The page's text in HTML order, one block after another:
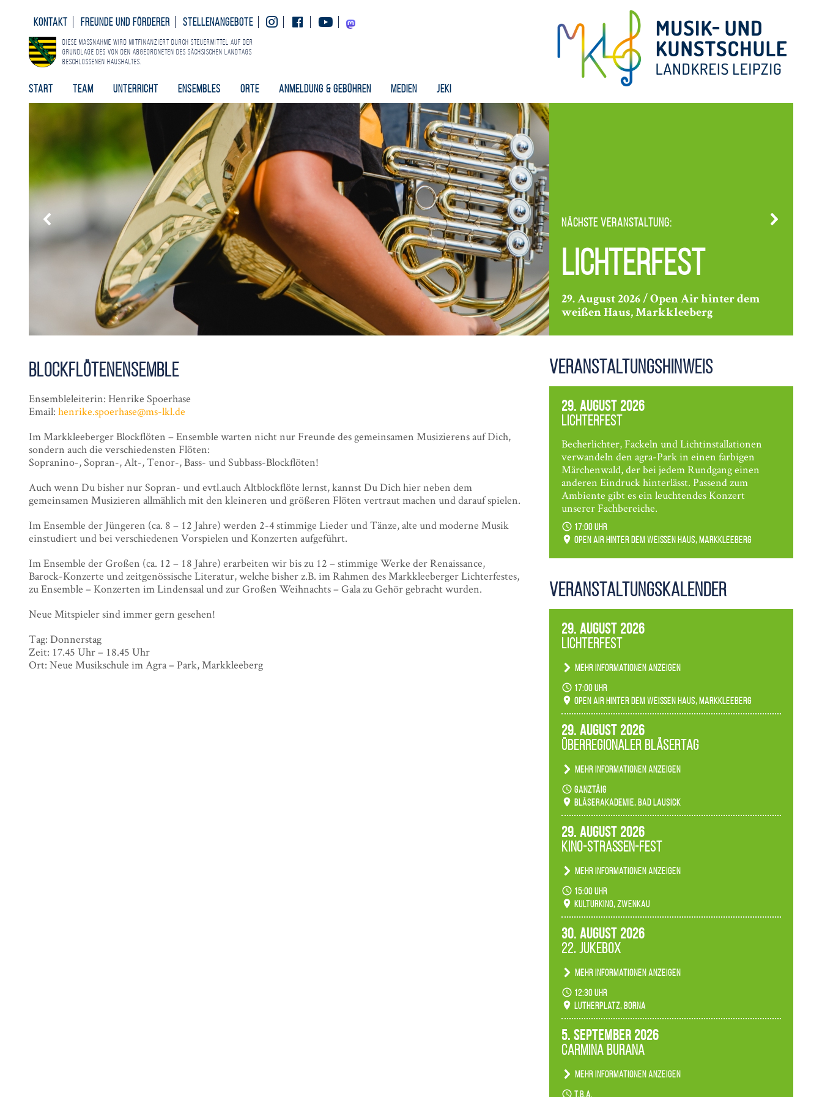
Kontakt Freunde und Förderer Stellenangebote InstagramFacebookYoutubeMastodon
Diese Maßnahme wird mitfinanziert durch Steuermittel auf der
Grundlage des von den Abgeordneten des Sächsischen Landtags
beschlossenen Haushaltes.
Start Team Unterricht Ensembles Orte Anmeldung & Gebühren Medien Jeki
Nächste Veranstaltung:
Lichterfest
29. August 2026 / Open Air hinter dem
weißen Haus, Markkleeberg
Blockflötenensemble
Ensembleleiterin: Henrike Spoerhase
Email: henrike.spoerhase@ms-lkl.de
Im Markkleeberger Blockflöten – Ensemble warten nicht nur Freunde des gemeinsamen Musizierens auf Dich,
sondern auch die verschiedensten Flöten:
Sopranino-, Sopran-, Alt-, Tenor-, Bass- und Subbass-Blockflöten!
Auch wenn Du bisher nur Sopran- und evtl.auch Altblockflöte lernst, kannst Du Dich hier neben dem
gemeinsamen Musizieren allmählich mit den kleineren und größeren Flöten vertraut machen und darauf spielen.
Im Ensemble der Jüngeren (ca. 8 – 12 Jahre) werden 2-4 stimmige Lieder und Tänze, alte und moderne Musik
einstudiert und bei verschiedenen Vorspielen und Konzerten aufgeführt.
Im Ensemble der Großen (ca. 12 – 18 Jahre) erarbeiten wir bis zu 12 – stimmige Werke der Renaissance,
Barock-Konzerte und zeitgenössische Literatur, welche bisher z.B. im Rahmen des Markkleeberger Lichterfestes,
zu Ensemble – Konzerten im Lindensaal und zur Großen Weihnachts – Gala zu Gehör gebracht wurden.
Neue Mitspieler sind immer gern gesehen!
Tag: Donnerstag
Zeit: 17.45 Uhr – 18.45 Uhr
Ort: Neue Musikschule im Agra – Park, Markkleeberg
Veranstaltungshinweis
29. August 2026
Lichterfest
Becherlichter, Fackeln und Lichtinstallationen
verwandeln den agra-Park in einen farbigen
Märchenwald, der bei jedem Rundgang einen
anderen Eindruck hinterlässt. Passend zum
Ambiente gibt es ein leuchtendes Konzert
unserer Fachbereiche.
17:00 Uhr
Open Air hinter dem weißen Haus, Markkleeberg
Veranstaltungs­kalender
29. August 2026
Lichterfest
Mehr Informationen anzeigen
Becherlichter, Fackeln und Lichtinstallationen
verwandeln den agra-Park in einen farbigen
Märchenwald, der bei jedem Rundgang einen
Ambiente gibt es ein leuchtendes Konzert
unserer Fachbereiche.
17:00 Uhr
Open Air hinter dem weißen Haus, Markkleeberg
29. August 2026
Überregionaler Bläsertag
Mehr Informationen anzeigen
Teilnahme der Bläserklassen.
ganztäig
Bläserakademie, Bad Lausick
29. August 2026
Kino-Straßen-Fest
Mehr Informationen anzeigen
Konzert unserer Zwenkauer Schüler und
Schülerinnen zum Fest des Kulturkinos.
15:00 Uhr
Kulturkino, Zwenkau
30. August 2026
22. Jukebox
Mehr Informationen anzeigen
Anlässlicher der 775-Jahrfeier der Stadt Borna
spielen wir noch einmal unser aktuelles
Jukeboxprogramm zum Stadtfest.
12:30 Uhr
Lutherplatz, Borna
5. September 2026
Carmina Burana
Mehr Informationen anzeigen
Tanztheater der Quertänzer Borna.
t.b.a.